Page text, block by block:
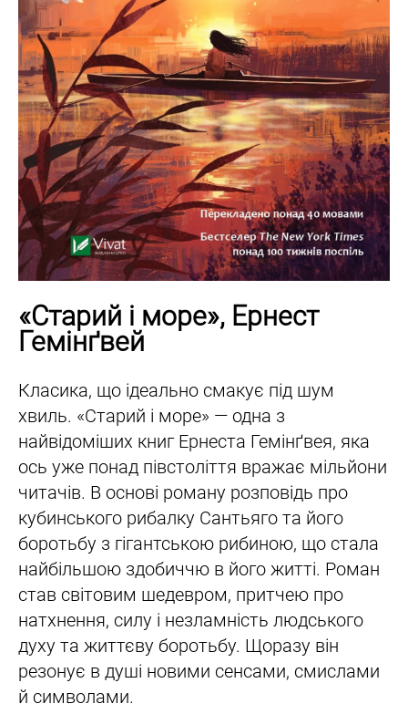
«Старий і море», Ернест
Гемінґвей
Класика, що ідеально смакує під шум
хвиль. «Старий і море» — одна з
найвідоміших книг Ернеста Гемінґвея, яка
ось уже понад півстоліття вражає мільйони
читачів. В основі роману розповідь про
кубинського рибалку Сантьяго та його
боротьбу з гігантською рибиною, що стала
найбільшою здобиччю в його житті. Роман
став світовим шедевром, притчею про
натхнення, силу і незламність людського
духу та життєву боротьбу. Щоразу він
резонує в душі новими сенсами, смислами
й символами.